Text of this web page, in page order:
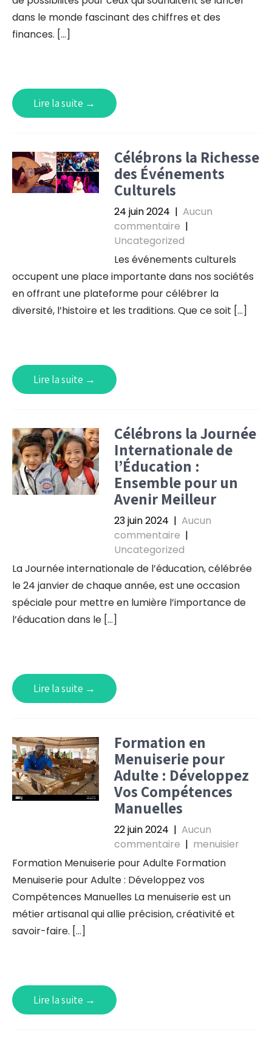
dans le monde fascinant des chiffres et des
finances. […]
Lire la suite →
Célébrons la Richesse
des Événements
Culturels
24 juin 2024 | Aucun
commentaire |
Uncategorized
Les événements culturels
occupent une place importante dans nos sociétés
en offrant une plateforme pour célébrer la
diversité, l’histoire et les traditions. Que ce soit […]
Lire la suite →
Célébrons la Journée
Internationale de
l’Éducation :
Ensemble pour un
Avenir Meilleur
23 juin 2024 | Aucun
commentaire |
Uncategorized
La Journée internationale de l’éducation, célébrée
le 24 janvier de chaque année, est une occasion
spéciale pour mettre en lumière l’importance de
l’éducation dans le […]
Lire la suite →
Formation en
Menuiserie pour
Adulte : Développez
Vos Compétences
Manuelles
22 juin 2024 | Aucun
commentaire | menuisier
Formation Menuiserie pour Adulte Formation
Menuiserie pour Adulte : Développez vos
Compétences Manuelles La menuiserie est un
métier artisanal qui allie précision, créativité et
savoir-faire. […]
Lire la suite →